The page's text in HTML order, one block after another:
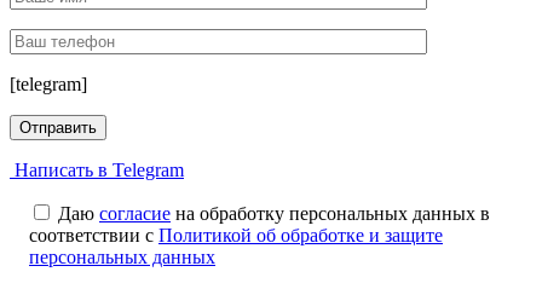
[telegram]
Написать в Telegram
Даю согласие на обработку персональных данных в
соответствии с Политикой об обработке и защите
персональных данных